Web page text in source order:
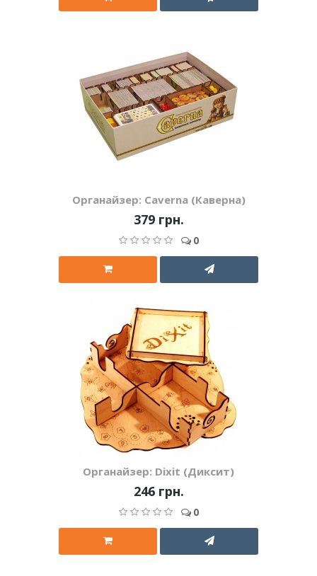
Органайзер: Caverna (Каверна)
379 грн.
0
Органайзер: Dixit (Диксит)
246 грн.
0